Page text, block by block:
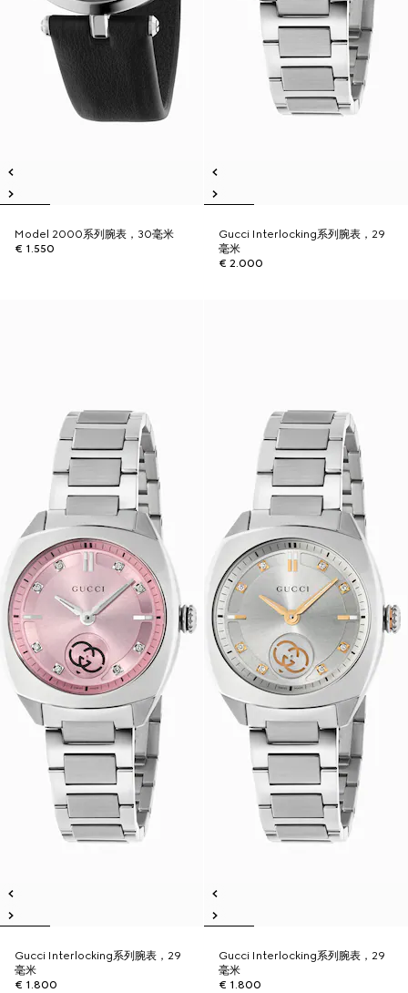
Model 2000系列腕表，30毫米
€ 1.550
Gucci Interlocking系列腕表，29
毫米
€ 2.000
Gucci Interlocking系列腕表，29
毫米
€ 1.800
Gucci Interlocking系列腕表，29
毫米
€ 1.800